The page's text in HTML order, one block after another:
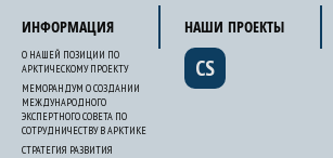
ИНФОРМАЦИЯ
О НАШЕЙ ПОЗИЦИИ ПО
АРКТИЧЕСКОМУ ПРОЕКТУ
МЕМОРАНДУМ О СОЗДАНИИ
МЕЖДУНАРОДНОГО
ЭКСПЕРТНОГО СОВЕТА ПО
СОТРУДНИЧЕСТВУ В АРКТИКЕ
СТРАТЕГИЯ РАЗВИТИЯ
НАШИ ПРОЕКТЫ
CS